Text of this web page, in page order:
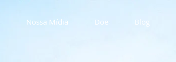
Nossa Mídia Doe Blog